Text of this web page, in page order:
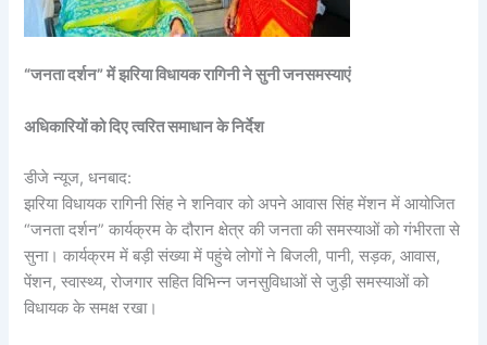
“जनता दर्शन” में झरिया विधायक रागिनी ने सुनी जनसमस्याएं
अधिकारियों को दिए त्वरित समाधान के निर्देश
डीजे न्यूज, धनबाद:
झरिया विधायक रागिनी सिंह ने शनिवार को अपने आवास सिंह मेंशन में आयोजित
“जनता दर्शन” कार्यक्रम के दौरान क्षेत्र की जनता की समस्याओं को गंभीरता से
सुना। कार्यक्रम में बड़ी संख्या में पहुंचे लोगों ने बिजली, पानी, सड़क, आवास,
पेंशन, स्वास्थ्य, रोजगार सहित विभिन्न जनसुविधाओं से जुड़ी समस्याओं को
विधायक के समक्ष रखा।